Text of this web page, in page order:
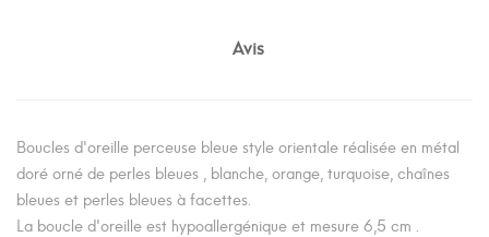
Avis
Boucles d'oreille perceuse bleue style orientale réalisée en métal
doré orné de perles bleues , blanche, orange, turquoise, chaînes
bleues et perles bleues à facettes.
La boucle d'oreille est hypoallergénique et mesure 6,5 cm .